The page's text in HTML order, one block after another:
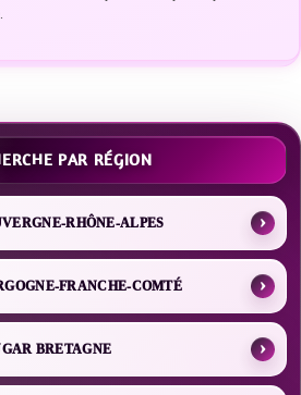
PAR RÉGION
RHÔNE-ALPES
FRANCHE-COMTÉ
BRETAGNE